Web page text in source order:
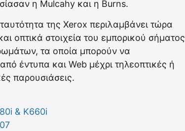
η Mulcahy και η Burns.
της Xerox περιλαμβάνει τώρα
οπτικά στοιχεία του εμπορικού σήματος
τα οποία μπορούν να
έντυπα και Web μέχρι τηλεοπτικές ή
παρουσιάσεις.
& K660i